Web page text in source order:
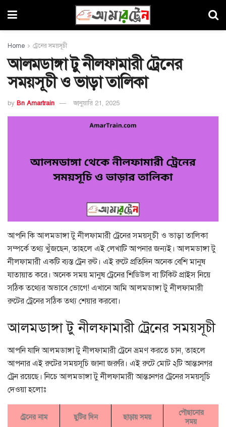
Home ট্রেনের সময়সূচী
আলমডাঙ্গা টু নীলফামারী ট্রেনের
সময়সূচী ও ভাড়া তালিকা
by Bn Amartrain জানুয়ারি 21, 2025
আপনি কি আলমডাঙ্গা টু নীলফামারী ট্রেনের সময়সূচী ও ভাড়া তালিকা
সম্পর্কে তথ্য খুঁজছেন, তাহলে এই লেখাটি আপনার জন্যই। আলমডাঙ্গা টু
নীলফামারী একটি ব্যস্ত ট্রেন রুট। এই রুটে প্রতিদিন অনেক বেশি মানুষ
যাতায়াত করে। অনেক সময় মানুষ ট্রেনের শিডিউল বা টিকিট প্রাইস নিয়ে
সঠিক তথ্যের অভাবে ভোগে! এখানে আমি আলমডাঙ্গা টু নীলফামারী
রুটের ট্রেনের সঠিক তথ্য শেয়ার করবো।
আলমডাঙ্গা টু নীলফামারী ট্রেনের সময়সূচী
আপনি যাদি আলমডাঙ্গা টু নীলফামারী ট্রেনে ভ্রমণ করতে চান, তাহলে
আপনার এই রুটের সময়সূচি জানা জরুরি। এই রুটে মোট ২টি আন্তঃনগর
ট্রেন রয়েছে। নিচে আলমডাঙ্গা টু নীলফামারী আন্তঃনগর ট্রেনের সময়সূচি
দেওয়া হলোঃ
ট্রেনের নাম ছুটির দিন ছাড়ায় সময়
পৌছানোর
সময়